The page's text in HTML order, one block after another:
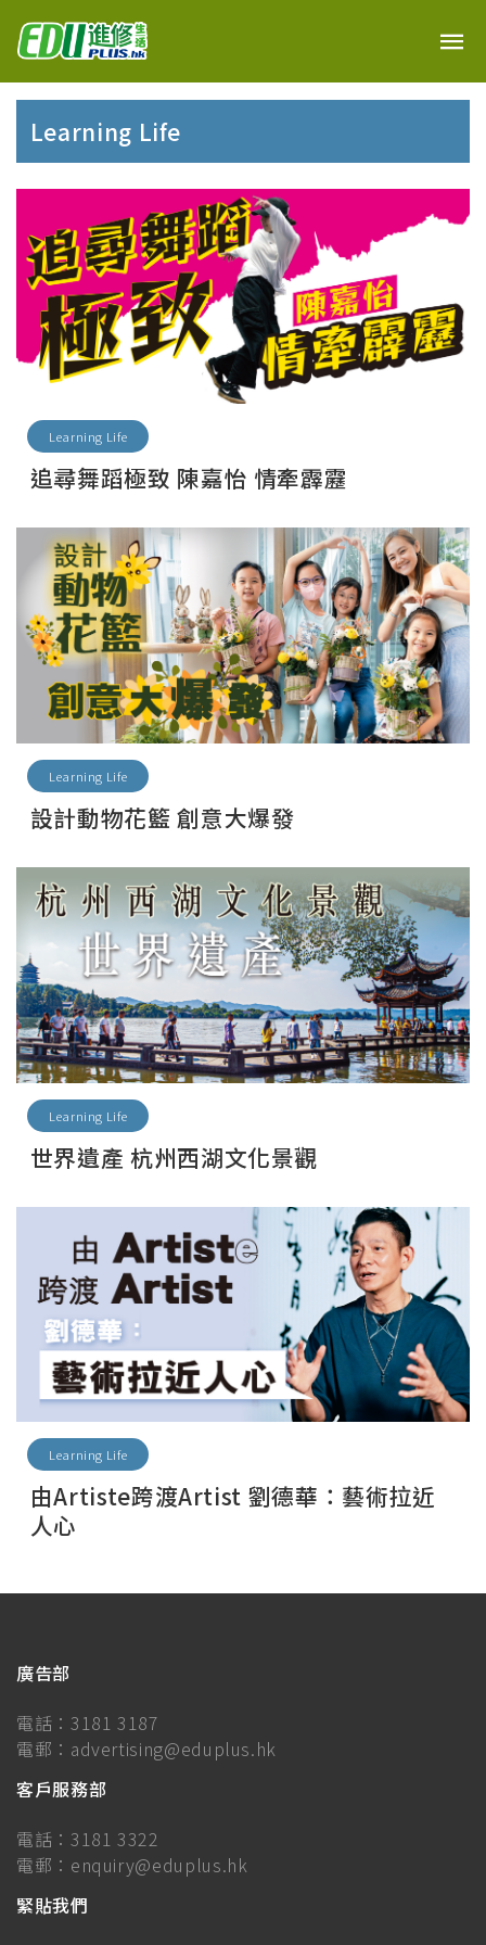
Learning Life
Learning Life
追尋舞蹈極致 陳嘉怡 情牽霹靂
Learning Life
設計動物花籃 創意大爆發
Learning Life
世界遺產 杭州西湖文化景觀
Learning Life
由Artiste跨渡Artist 劉德華：藝術拉近
人心
廣告部
電話： 3181 3187
電郵： advertising@eduplus.hk
客戶服務部
電話： 3181 3322
電郵： enquiry@eduplus.hk
緊貼我們